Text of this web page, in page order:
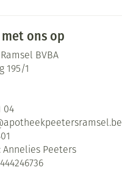
ons op
BVBA
195/1
04
apotheekpeetersramsel.be
Annelies Peeters